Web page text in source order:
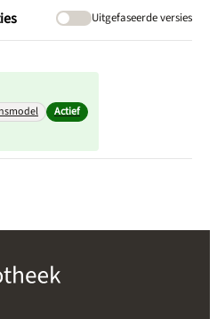
Uitgefaseerde versies
Actief